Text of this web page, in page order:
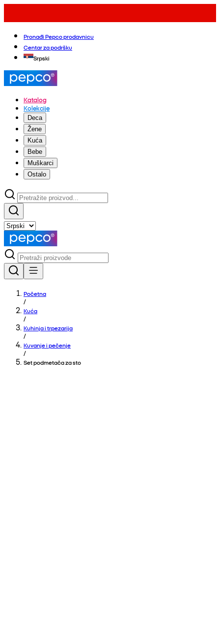
Pronađi Pepco prodavnicu
Centar za podršku
Srpski
Katalog
Kolekcije
Deca
Žene
Kuća
Bebe
Muškarci
Ostalo
Početna
/
Kuća
/
Kuhinja i trpezarija
/
Kuvanje i pečenje
/
Set podmetača za sto